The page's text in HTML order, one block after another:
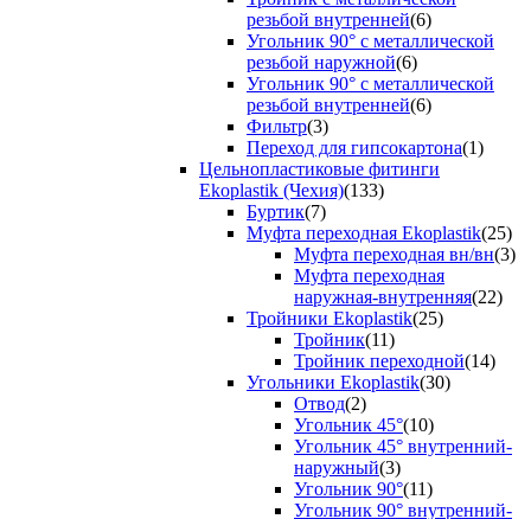
резьбой внутренней(6)
Угольник 90° с металлической
резьбой наружной(6)
Угольник 90° с металлической
резьбой внутренней(6)
Фильтр(3)
Переход для гипсокартона(1)
Цельнопластиковые фитинги
Ekoplastik (Чехия)(133)
Буртик(7)
Муфта переходная Ekoplastik(25)
Муфта переходная вн/вн(3)
Муфта переходная
наружная-внутренняя(22)
Тройники Ekoplastik(25)
Тройник(11)
Тройник переходной(14)
Угольники Ekoplastik(30)
Отвод(2)
Угольник 45°(10)
Угольник 45° внутренний-
наружный(3)
Угольник 90°(11)
Угольник 90° внутренний-